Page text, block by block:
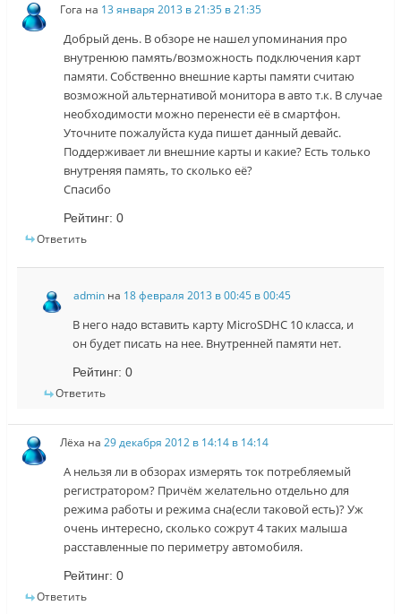
Гога на 13 января 2013 в 21:35 в 21:35
Добрый день. В обзоре не нашел упоминания про
внутренюю память/возможность подключения карт
памяти. Собственно внешние карты памяти считаю
возможной альтернативой монитора в авто т.к. В случае
необходимости можно перенести её в смартфон.
Уточните пожалуйста куда пишет данный девайс.
Поддерживает ли внешние карты и какие? Есть только
внутреняя память, то сколько её?
Спасибо
Рейтинг: 0
Ответить
adminна 18 февраля 2013 в 00:45 в 00:45
В него надо вставить карту MicroSDHC 10 класса, и
он будет писать на нее. Внутренней памяти нет.
Рейтинг: 0
Ответить
Лёха на29 декабря 2012 в 14:14 в 14:14
А нельзя ли в обзорах измерять ток потребляемый
регистратором? Причём желательно отдельно для
режима работы и режима сна(если таковой есть)? Уж
очень интересно, сколько сожрут 4 таких малыша
расставленные по периметру автомобиля.
Рейтинг: 0
Ответить